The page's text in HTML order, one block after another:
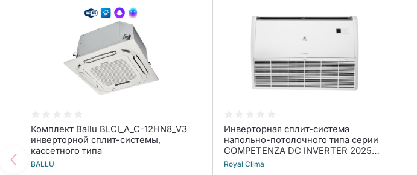
Комплект Ballu BLCI_A_C-12HN8_V3
инверторной сплит-системы,
кассетного типа
BALLU
Инверторная сплит-система
напольно-потолочного типа серии
COMPETENZA DC INVERTER 2025
CO-F 48HNDI/CO-E 48HNDI
Royal Clima